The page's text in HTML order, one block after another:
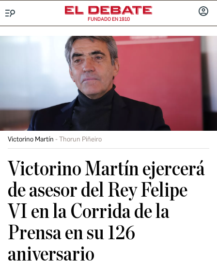
FUNDADO EN 1910
Victorino Martín Thorun Piñeiro
Victorino Martín ejercerá
de asesor del Rey Felipe
VI en la Corrida de la
Prensa en su 126
aniversario